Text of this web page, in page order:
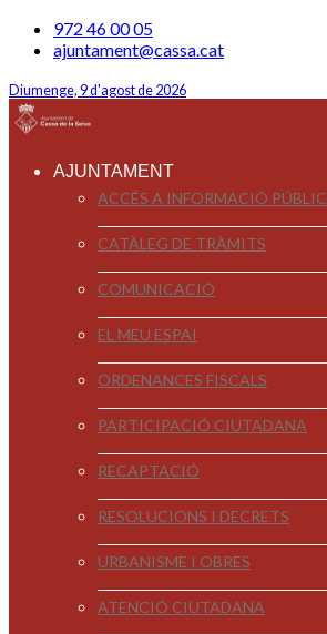
972 46 00 05
ajuntament@cassa.cat
Diumenge, 9 d'agost de 2026
AJUNTAMENT
ACCÉS A INFORMACIÓ
CATÀLEG DE TRÀMITS
COMUNICACIÓ
EL MEU ESPAI
ORDENANCES FISCALS
PARTICIPACIÓ CIUTADANA
RECAPTACIÓ
RESOLUCIONS I DECRETS
URBANISME I OBRES
ATENCIÓ CIUTADANA